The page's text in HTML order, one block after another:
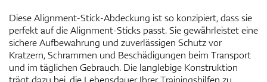
Diese Alignment-Stick-Abdeckung ist so konzipiert, dass sie
perfekt auf die Alignment-Sticks passt. Sie gewährleistet eine
sichere Aufbewahrung und zuverlässigen Schutz vor
Kratzern, Schrammen und Beschädigungen beim Transport
und im täglichen Gebrauch. Die langlebige Konstruktion